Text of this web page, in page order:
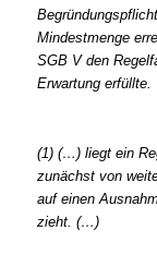
Mindestmenge
SGB V den
Erwartung erfüllte.
(1) (…) liegt ein
zunächst von
auf einen
zieht. (…)